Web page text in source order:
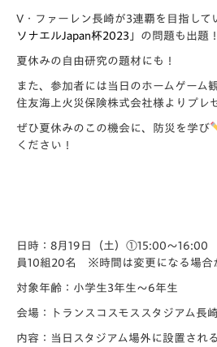
V・ファーレン長崎が3連覇を目指して
ソナエルJapan杯2023 」の問題も出題！
夏休みの自由研究の題材にも！
また、参加者には当日のホームゲーム
住友海上火災保険株式会社様よりプレ
ぜひ夏休みのこの機会に、防災を学び
ください！
日時：8月19日（土） ①15:00～16:00
員10組20名 ※時間は変更になる場合
対象年齢：小学生3年生～6年生
会場：トランスコスモススタジアム長
内容：当日スタジアム場外に設置され